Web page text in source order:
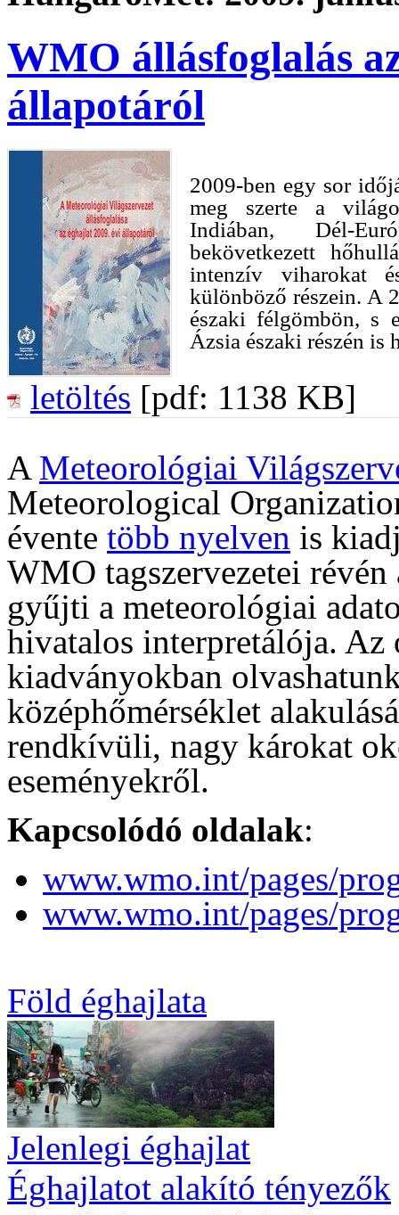
WMO állásfoglalás
állapotáról
2009-ben egy sor
meg szerte a
Indiában, Dél-
bekövetkezett
intenzív viharokat
különböző részein. A
északi félgömbön, s
Ázsia északi részén is
letöltés [pdf: 1138 KB]
A Meteorológiai
Meteorological
évente több nyelven is
WMO tagszervezetei révén
gyűjti a meteorológiai
hivatalos interpretálója. Az
kiadványokban
középhőmérséklet
rendkívüli, nagy károkat
eseményekről.
Kapcsolódó oldalak:
www.wmo.int/pages/
www.wmo.int/pages/
Föld éghajlata
Jelenlegi éghajlat
Éghajlatot alakító tényezők